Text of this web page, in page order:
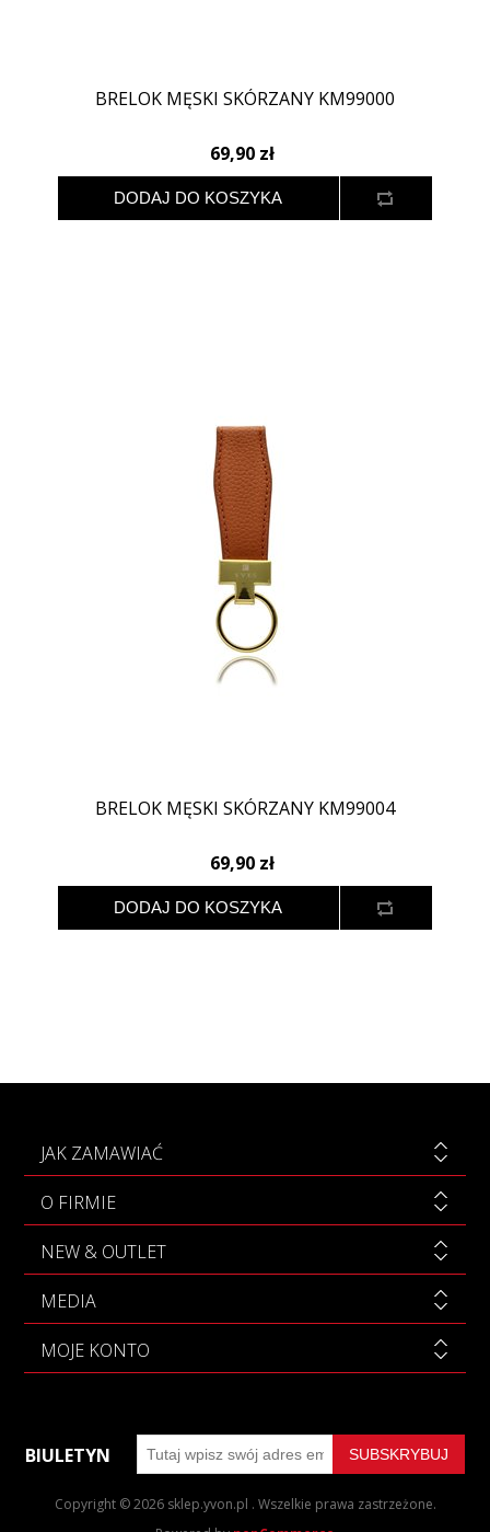
BRELOK MĘSKI SKÓRZANY KM99000
69,90 zł
BRELOK MĘSKI SKÓRZANY KM99004
69,90 zł
JAK ZAMAWIAĆ
O FIRMIE
NEW & OUTLET
MEDIA
MOJE KONTO
BIULETYN
Copyright © 2026 sklep.yvon.pl . Wszelkie prawa zastrzeżone.